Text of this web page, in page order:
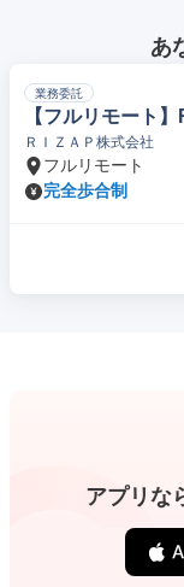
あ
業務委託
【フルリモート
ＲＩＺＡＰ株式会社
フルリモート
完全歩合制
アプリな